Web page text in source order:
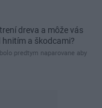
dreva a môže vás
a škodcami?
predtym naparovane aby